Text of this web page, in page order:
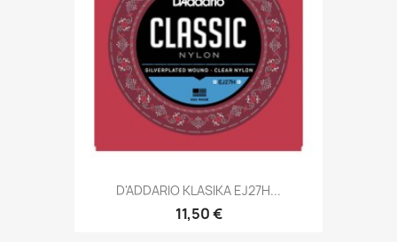
D'ADDARIO KLASIKA EJ27H...
11,50 €